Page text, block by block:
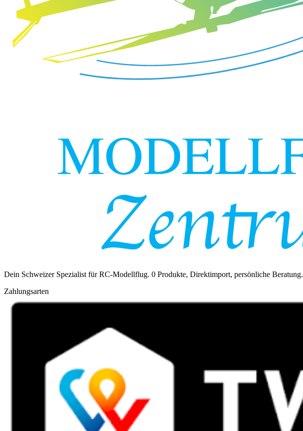
Dein Schweizer Spezialist für RC-Modellflug. 0 Produkte, Direktimport, persönliche Beratung.
Zahlungsarten